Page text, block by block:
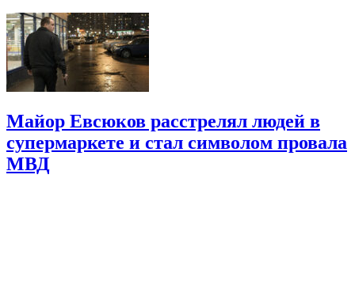
Майор Евсюков расстрелял людей в
супермаркете и стал символом провала
МВД